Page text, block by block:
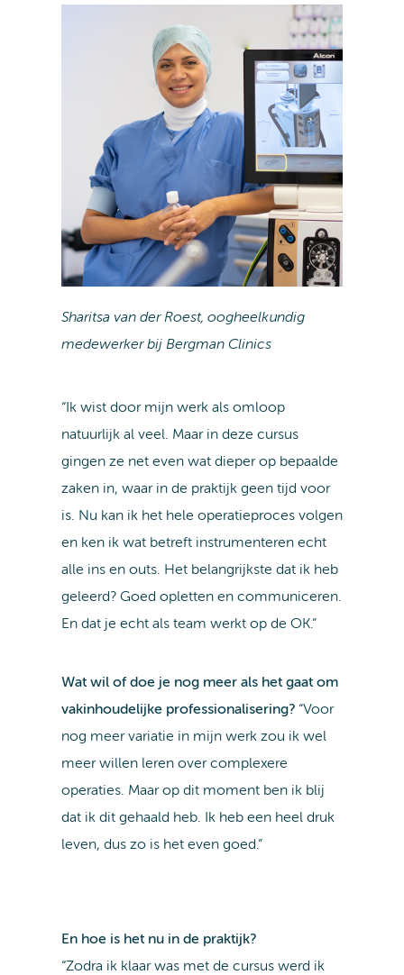
Sharitsa van der Roest, oogheelkundig
medewerker bij Bergman Clinics
“Ik wist door mijn werk als omloop
natuurlijk al veel. Maar in deze cursus
gingen ze net even wat dieper op bepaalde
zaken in, waar in de praktijk geen tijd voor
is. Nu kan ik het hele operatieproces volgen
en ken ik wat betreft instrumenteren echt
alle ins en outs. Het belangrijkste dat ik heb
geleerd? Goed opletten en communiceren.
En dat je echt als team werkt op de OK.”
Wat wil of doe je nog meer als het gaat om
vakinhoudelijke professionalisering? “Voor
nog meer variatie in mijn werk zou ik wel
meer willen leren over complexere
operaties. Maar op dit moment ben ik blij
dat ik dit gehaald heb. Ik heb een heel druk
leven, dus zo is het even goed.”
En hoe is het nu in de praktijk?
“Zodra ik klaar was met de cursus werd ik